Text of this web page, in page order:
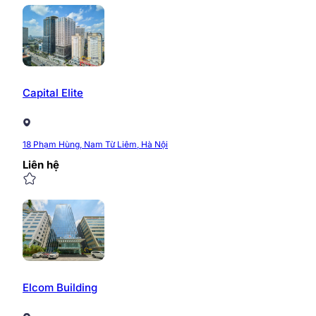
Capital Elite
18 Phạm Hùng, Nam Từ Liêm, Hà Nội
Liên hệ
Elcom Building